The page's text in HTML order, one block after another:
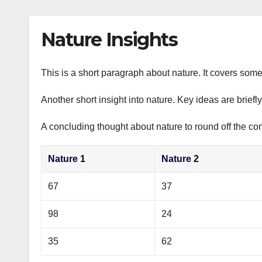
Nature Insights
This is a short paragraph about nature. It covers
Another short insight into nature. Key ideas are
A concluding thought about nature to round off the
Nature 1 Nature 2
67 37
98 24
35 62